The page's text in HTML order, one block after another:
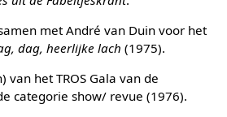
met André van Duin voor het
dag, heerlijke lach (1975).
van het TROS Gala van de
categorie show/ revue (1976).